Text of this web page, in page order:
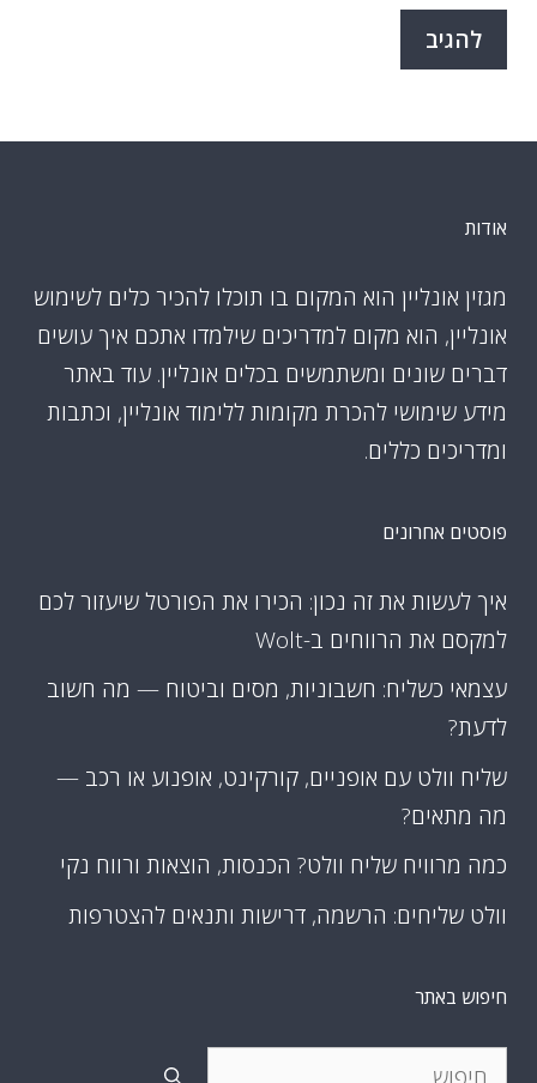
אודות
מגזין אונליין הוא המקום בו תוכלו להכיר כלים לשימוש
אונליין, הוא מקום למדריכים שילמדו אתכם איך עושים
דברים שונים ומשתמשים בכלים אונליין. עוד באתר
מידע שימושי להכרת מקומות ללימוד אונליין, וכתבות
ומדריכים כללים.
פוסטים אחרונים
איך לעשות את זה נכון: הכירו את הפורטל שיעזור לכם
למקסם את הרווחים ב-Wolt
עצמאי כשליח: חשבוניות, מסים וביטוח — מה חשוב
לדעת?
שליח וולט עם אופניים, קורקינט, אופנוע או רכב —
מה מתאים?
כמה מרוויח שליח וולט? הכנסות, הוצאות ורווח נקי
וולט שליחים: הרשמה, דרישות ותנאים להצטרפות
חיפוש באתר
חיפוש: